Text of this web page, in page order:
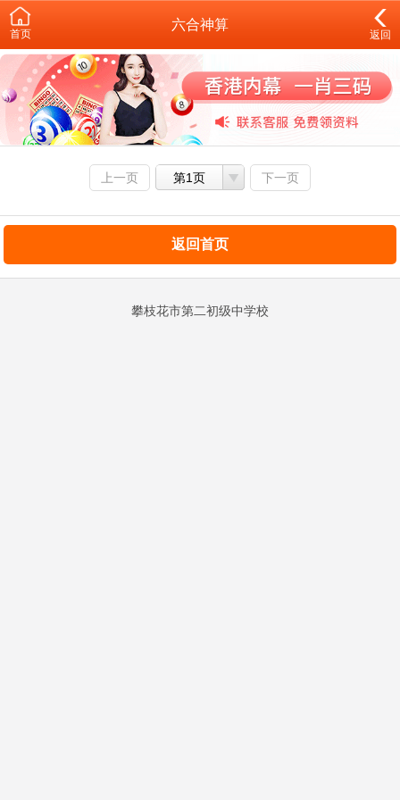
首页
六合神算
返回
上一页 第1页 下一页
返回首页
攀枝花市第二初级中学校